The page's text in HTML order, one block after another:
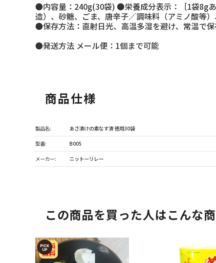
●内容量：240g(30袋) ●栄養成分表示：［1袋8g
造）、砂糖、ごま、唐辛子／調味料（アミノ酸等
●保存方法：直射日光、高温多湿を避け、常温で保
●発送方法 メール便：1個まで可能
商品仕様
製品名: あさ漬けの素なす漬 徳用30袋
型番: B005
メーカー: ニットーリレー
この商品を買った人はこんな